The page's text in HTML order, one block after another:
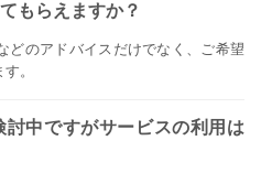
もらえますか？
どのアドバイスだけでなく、ご希望
。
中ですがサービスの利用は